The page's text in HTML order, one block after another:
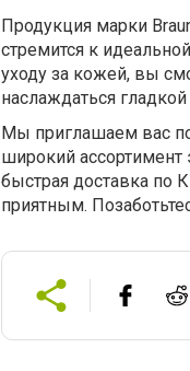
Продукция марки
стремится к
уходу за кожей, вы
наслаждаться
Мы приглашаем вас
широкий ассортимент
быстрая доставка по
приятным.